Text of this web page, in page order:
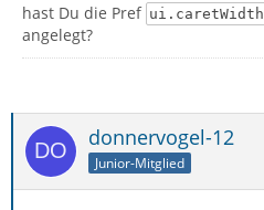
hast Du die Pref ui.caretWidth
angelegt?
donnervogel-12
Junior-Mitglied